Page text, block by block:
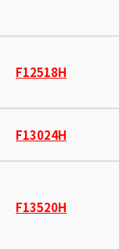
F12518H
F13024H
F13520H